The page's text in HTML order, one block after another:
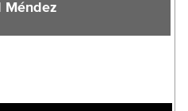
Méndez